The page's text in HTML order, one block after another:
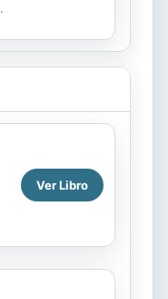
Ver Libro